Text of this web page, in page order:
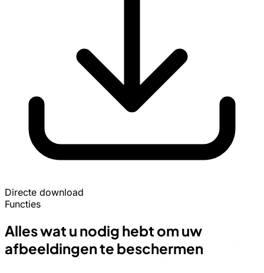
Directe download
Functies
Alles wat u nodig hebt om uw
afbeeldingen te beschermen